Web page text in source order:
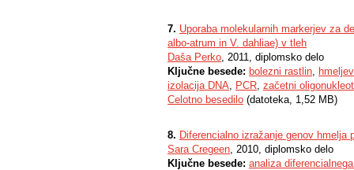
7. Uporaba molekularnih markerjev za
albo-atrum in V. dahliae) v tleh
Daša Perko, 2011, diplomsko delo
Ključne besede: bolezni rastlin,
izolacija DNA, PCR, začetni
Celotno besedilo (datoteka, 1,52 MB)
8. Diferencialno izražanje genov
Sara Cregeen, 2010, diplomsko delo
Ključne besede: analiza